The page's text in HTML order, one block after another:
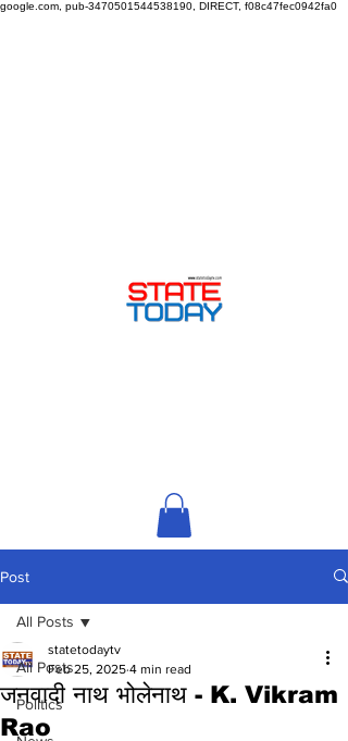
google.com, pub-3470501544538190, DIRECT, f08c47fec0942fa0
Post
All Posts
Politics
All Posts
जनवादी नाथ भोलेनाथ - K. Vikram
Rao
statetodaytv
Feb 25, 2025 4 min read